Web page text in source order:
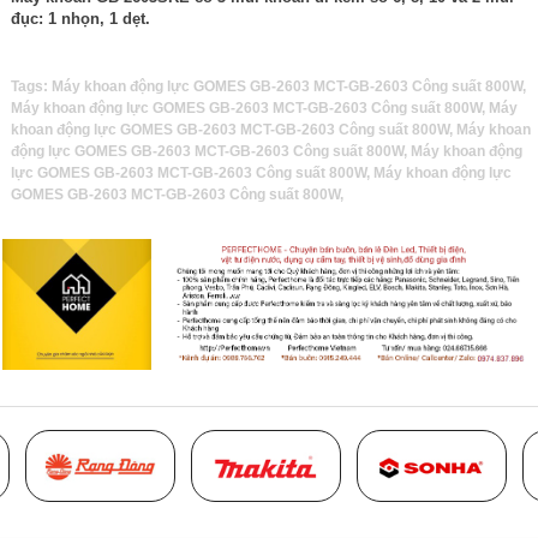
đục: 1 nhọn, 1 dẹt.
Tags: Máy khoan động lực GOMES GB-2603 MCT-GB-2603 Công suất 800W,
Máy khoan động lực GOMES GB-2603 MCT-GB-2603 Công suất 800W, Máy
khoan động lực GOMES GB-2603 MCT-GB-2603 Công suất 800W, Máy khoan
động lực GOMES GB-2603 MCT-GB-2603 Công suất 800W, Máy khoan động
lực GOMES GB-2603 MCT-GB-2603 Công suất 800W, Máy khoan động lực
GOMES GB-2603 MCT-GB-2603 Công suất 800W,